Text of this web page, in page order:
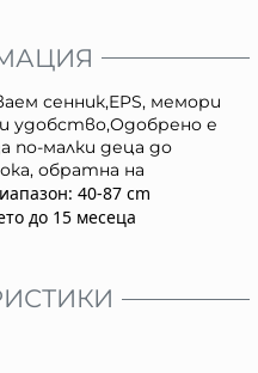
сенник,EPS, мемори
удобство,Одобрено е
по-малки деца до
обратна на
40-87 cm
до 15 месеца